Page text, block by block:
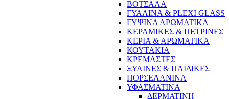
ΒΟΤΣΑΛΑ
ΓΥΑΛΙΝΑ & PLEXI GLASS
ΓΥΨΙΝΑ ΑΡΩΜΑΤΙΚΑ
ΚΕΡΑΜΙΚΕΣ & ΠΕΤΡΙΝΕΣ
ΚΕΡΙΑ & ΑΡΩΜΑΤΙΚΑ
ΚΟΥΤΑΚΙΑ
ΚΡΕΜΑΣΤΕΣ
ΞΥΛΙΝΕΣ & ΠΑΙΔΙΚΕΣ
ΠΟΡΣΕΛΑΝΙΝΑ
ΥΦΑΣΜΑΤΙΝA
ΔΕΡΜΑΤΙΝΗ